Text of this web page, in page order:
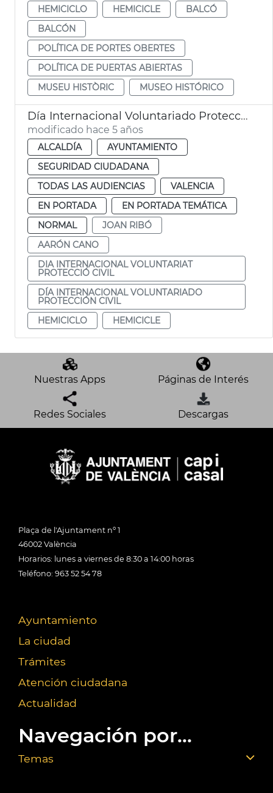
HEMICICLO
HEMICICLE
BALCÓ
BALCÓN
POLÍTICA DE PORTES OBERTES
POLÍTICA DE PUERTAS ABIERTAS
MUSEU HISTÒRIC
MUSEO HISTÓRICO
Día Internacional Voluntariado Protección Civil
modificado hace 5 años
ALCALDÍA
AYUNTAMIENTO
SEGURIDAD CIUDADANA
TODAS LAS AUDIENCIAS
VALENCIA
EN PORTADA
EN PORTADA TEMÁTICA
NORMAL
JOAN RIBÓ
AARÓN CANO
DIA INTERNACIONAL VOLUNTARIAT
PROTECCIÓ CIVIL
DÍA INTERNACIONAL VOLUNTARIADO
PROTECCIÓN CIVIL
HEMICICLO
HEMICICLE
Nuestras Apps Páginas de Interés
Redes Sociales Descargas
Plaça de l'Ajuntament nº 1
46002 València
Horarios: lunes a viernes de 8:30 a 14:00 horas
Teléfono: 963 52 54 78
Ayuntamiento
La ciudad
Trámites
Atención ciudadana
Actualidad
Navegación por...
Temas